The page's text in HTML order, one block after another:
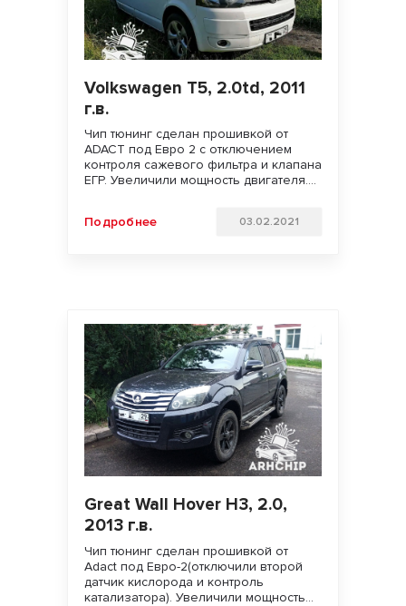
Volkswagen T5, 2.0td, 2011
г.в.
Чип тюнинг сделан прошивкой от
ADACT под Евро 2 с отключением
контроля сажевого фильтра и клапана
ЕГР. Увеличили мощность двигателя.
экономия топлива.
Подробнее 03.02.2021
Great Wall Hover H3, 2.0,
2013 г.в.
Чип тюнинг сделан прошивкой от
Adact под Евро-2(отключили второй
датчик кислорода и контроль
катализатора). Увеличили мощность